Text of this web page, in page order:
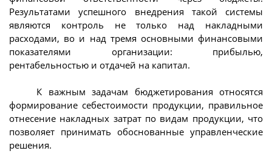
Результатами успешного внедрения такой системы
являются контроль не только над накладными
расходами, во и над тремя основными финансовыми
показателями организации: прибылью,
рентабельностью и отдачей на капитал.
К важным задачам бюджетирования относятся
формирование себестоимости продукции, правильное
отнесение накладных затрат по видам продукции, что
позволяет принимать обоснованные управленческие
решения.